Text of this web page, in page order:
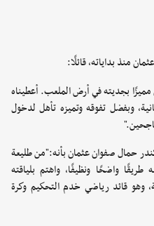
منذ بداياته، قائلًا:
مميزًا بجديته في أرض الملعب. أعطيناه
وبفضل تفوقه وتميزه تأهل لدخول
حمال صفوان عثمان بأنه:"من طليعة
طريقًا واضحًا ونظيفًا، واهتم بلياقته
وهو قائد رياضي خدم التحكيم وكرة